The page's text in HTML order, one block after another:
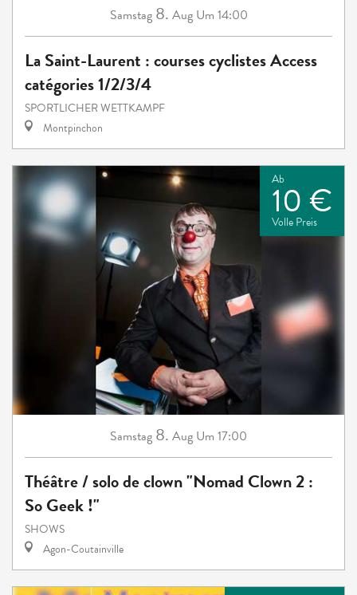
Samstag 8. Aug Um 14:00
La Saint-Laurent : courses cyclistes Access
catégories 1/2/3/4
SPORTLICHER WETTKAMPF
Montpinchon
Ab
10 €
Volle Preis
Samstag 8. Aug Um 17:00
Théâtre / solo de clown "Nomad Clown 2 :
So Geek !"
SHOWS
Agon-Coutainville